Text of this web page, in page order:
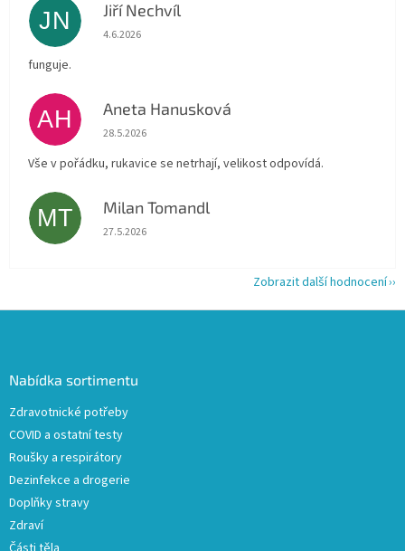
JN Jiří Nechvíl
Hodnocení obchodu je 5 z 5 hvězdiček.
4.6.2026
funguje.
AH Aneta Hanusková
Hodnocení obchodu je 5 z 5 hvězdiček.
28.5.2026
Vše v pořádku, rukavice se netrhají, velikost odpovídá.
MT Milan Tomandl
Hodnocení obchodu je 5 z 5 hvězdiček.
27.5.2026
Zobrazit další hodnocení
Nabídka sortimentu
Zdravotnické potřeby
COVID a ostatní testy
Roušky a respirátory
Dezinfekce a drogerie
Doplňky stravy
Zdraví